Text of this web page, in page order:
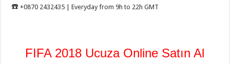
☎️ +0870 2432435 | Everyday from 9h to 22h GMT
FIFA 2018 Ucuza Online Satın Al